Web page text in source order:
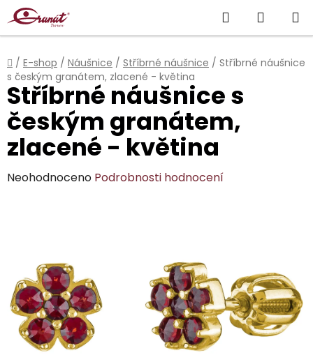
Přejít
na
obsah
Hledat
KOŠÍK
Domů
/ E-shop / Náušnice / Stříbrné náušnice / Stříbrné náušnice
s českým granátem, zlacené - květina
Stříbrné náušnice s
českým granátem,
zlacené - květina
Průměrné
5
hvězdiček.
Neohodnoceno Podrobnosti hodnocení